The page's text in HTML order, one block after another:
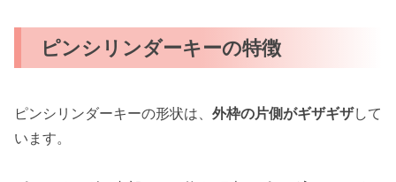
ピンシリンダーキーの特徴
ピンシリンダーキーの形状は、 外枠の片側がギザギザして
います。